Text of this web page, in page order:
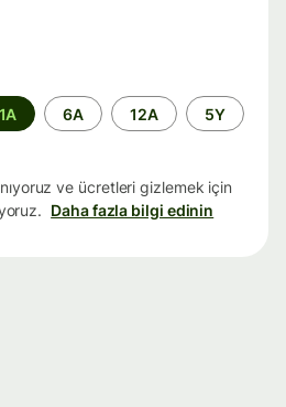
1A 6A 12A 5Y
ve ücretleri gizlemek için
Daha fazla bilgi edinin